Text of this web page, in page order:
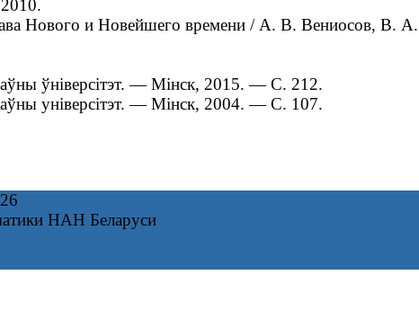
Нового и Новейшего времени / А. В. Вениосов, В. А.
ўніверсітэт. — Мiнск, 2015. — С. 212.
універсітэт. — Мiнск, 2004. — С. 107.
НАН Беларуси